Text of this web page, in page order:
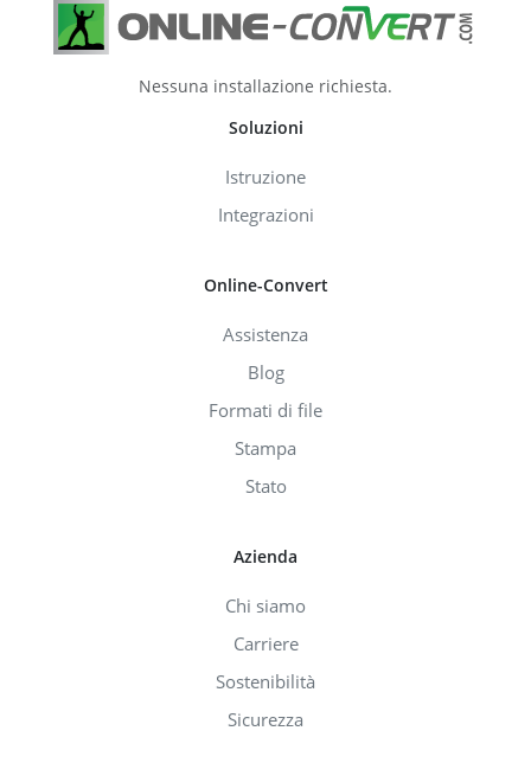
Nessuna installazione richiesta.
Soluzioni
Istruzione
Integrazioni
Online-Convert
Assistenza
Blog
Formati di file
Stampa
Stato
Azienda
Chi siamo
Carriere
Sostenibilità
Sicurezza